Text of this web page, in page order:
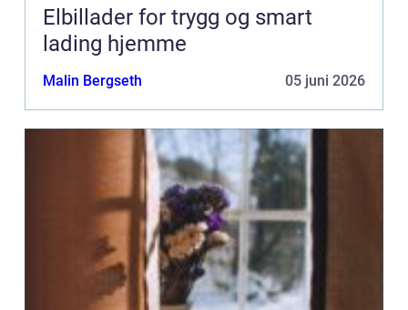
Elbillader for trygg og smart
lading hjemme
Malin Bergseth 05 juni 2026